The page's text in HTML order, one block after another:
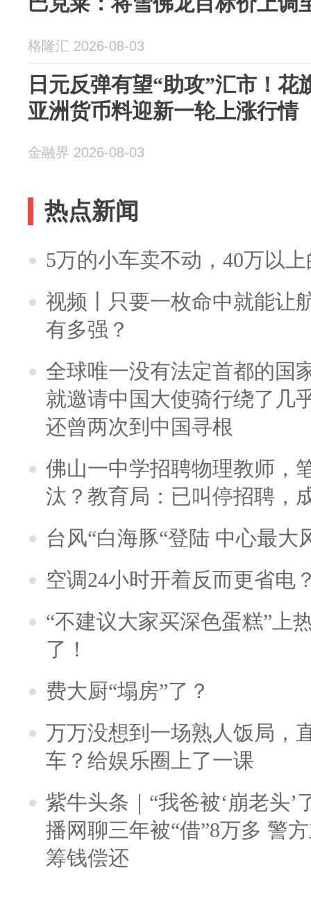
格隆汇 2026-08-03
日元反弹有望“助攻”汇市！花
亚洲货币料迎新一轮上涨行情
金融界 2026-08-03
热点新闻
5万的小车卖不动，40万以
视频丨只要一枚命中就能让
有多强？
全球唯一没有法定首都的国
就邀请中国大使骑行绕了几
还曾两次到中国寻根
佛山一中学招聘物理教师，
汰？教育局：已叫停招聘，
台风“白海豚“登陆 中心最大
空调24小时开着反而更省电
“不建议大家买深色蛋糕”上
了！
费大厨“塌房”了？
万万没想到一场熟人饭局，
车？给娱乐圈上了一课
紫牛头条｜“我爸被‘崩老头’
播网聊三年被“借”8万多 警
筹钱偿还